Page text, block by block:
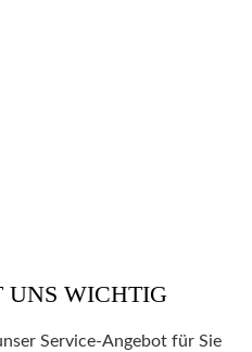
UNS WICHTIG
Service-Angebot für Sie